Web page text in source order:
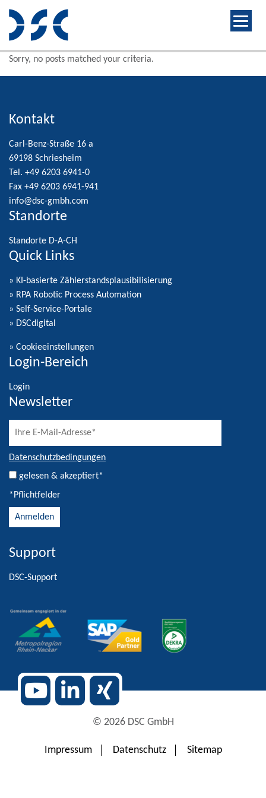
Sorry, no posts matched your criteria.
Kontakt
Carl-Benz-Straße 16 a
69198 Schriesheim
Tel. +49 6203 6941-0
Fax +49 6203 6941-941
info@dsc-gmbh.com
Standorte
Standorte D-A-CH
Quick Links
» KI-basierte Zählerstandsplausibilisierung
» RPA Robotic Process Automation
» Self-Service-Portale
» DSCdigital
» Cookieeinstellungen
Login-Bereich
Login
Newsletter
Datenschutzbedingungen
gelesen & akzeptiert*
*Pflichtfelder
Alternative:
Support
DSC-Support
© 2026 DSC GmbH
Impressum Datenschutz Sitemap